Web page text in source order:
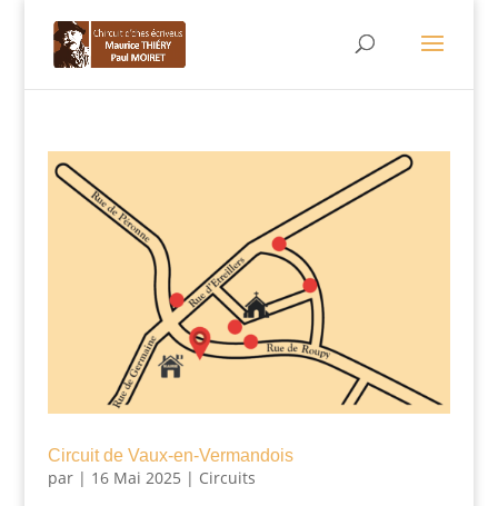
Circuit de Vaux-en-Vermandois
par | 16 Mai 2025 | Circuits